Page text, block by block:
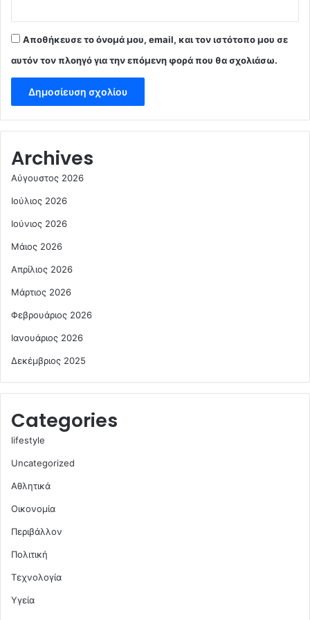
Αποθήκευσε το όνομά μου, email, και τον ιστότοπο μου σε
αυτόν τον πλοηγό για την επόμενη φορά που θα σχολιάσω.
Archives
Αύγουστος 2026
Ιούλιος 2026
Ιούνιος 2026
Μάιος 2026
Απρίλιος 2026
Μάρτιος 2026
Φεβρουάριος 2026
Ιανουάριος 2026
Δεκέμβριος 2025
Categories
lifestyle
Uncategorized
Αθλητικά
Οικονομία
Περιβάλλον
Πολιτική
Τεχνολογία
Υγεία